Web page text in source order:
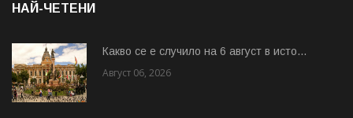
НАЙ-ЧЕТЕНИ
Какво се е случило на 6 август в исто...
Август 06, 2026